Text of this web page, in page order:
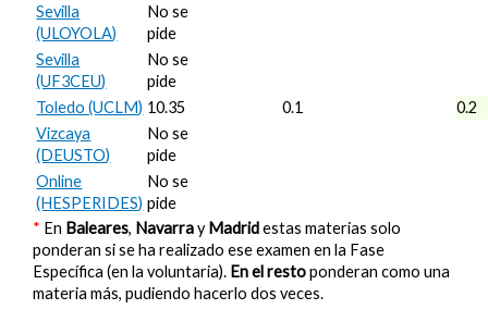
Sevilla
(ULOYOLA)
No se
pide
Sevilla
(UF3CEU)
No se
pide
Toledo (UCLM) 10.35 0.1
0.2
Vizcaya
(DEUSTO)
No se
pide
Online
(HESPERIDES)
No se
pide
* En Baleares, NavarrayMadridestas materias solo
ponderan si se ha realizado ese examen en la Fase
Específica (en la voluntaria). En el restoponderan como una
materia más, pudiendo hacerlo dos veces.